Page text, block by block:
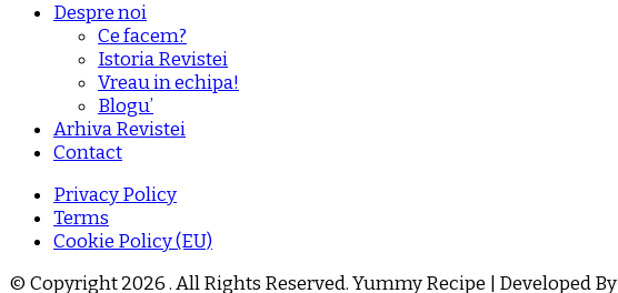
Despre noi
Ce facem?
Istoria Revistei
Vreau in echipa!
Blogu’
Arhiva Revistei
Contact
Privacy Policy
Terms
Cookie Policy (EU)
© Copyright 2026. All Rights Reserved.Yummy Recipe | Developed By